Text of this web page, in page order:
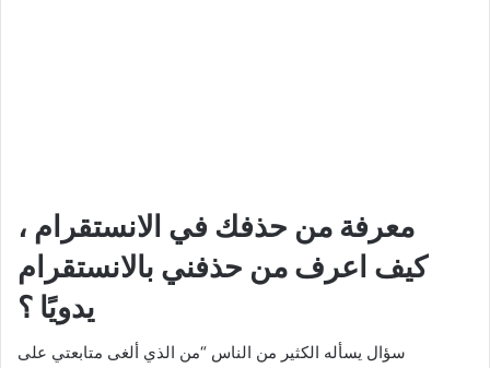
معرفة من حذفك في الانستقرام ،
كيف اعرف من حذفني بالانستقرام
يدويًا ؟
سؤال يسأله الكثير من الناس “من الذي ألغى متابعتي على